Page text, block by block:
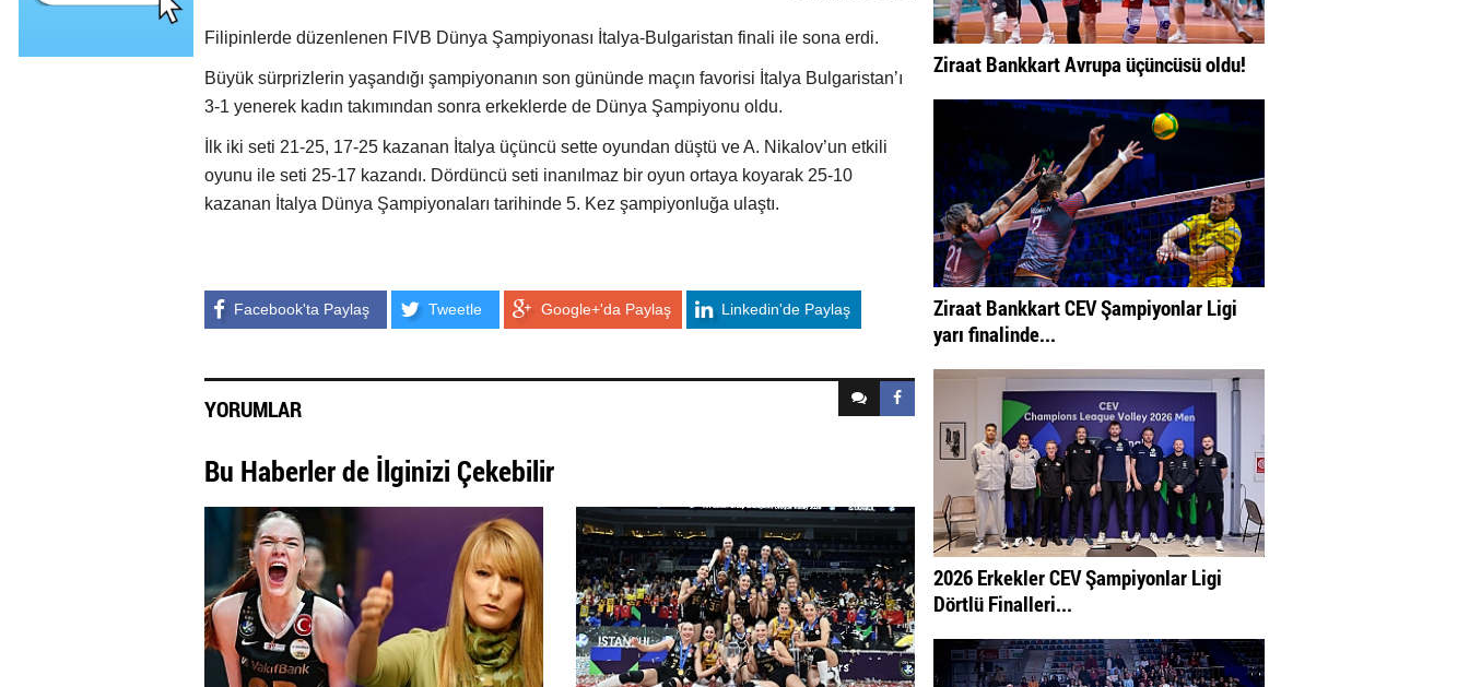
Filipinlerde düzenlenen FIVB Dünya Şampiyonası İtalya-Bulgaristan finali ile sona erdi.
Büyük sürprizlerin yaşandığı şampiyonanın son gününde maçın favorisi İtalya Bulgaristan’ı
3-1 yenerek kadın takımından sonra erkeklerde de Dünya Şampiyonu oldu.
İlk iki seti 21-25, 17-25 kazanan İtalya üçüncü sette oyundan düştü ve A. Nikalov’un etkili
oyunu ile seti 25-17 kazandı. Dördüncü seti inanılmaz bir oyun ortaya koyarak 25-10
kazanan İtalya Dünya Şampiyonaları tarihinde 5. Kez şampiyonluğa ulaştı.
Facebook'ta Paylaş Tweetle Google+'da Paylaş Linkedin'de Paylaş
YORUMLAR
Bu Haberler de İlginizi Çekebilir
Ziraat Bankkart Avrupa üçüncüsü oldu!
Ziraat Bankkart CEV Şampiyonlar Ligi
yarı finalinde...
2026 Erkekler CEV Şampiyonlar Ligi
Dörtlü Finalleri...